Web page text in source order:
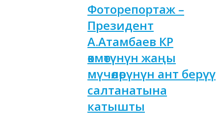
Фоторепортаж –
Президент
А.Атамбаев КР
өкмөтүнүн жаңы
мүчөлөрүнүн ант берүү
салтанатына
катышты